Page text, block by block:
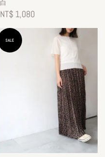
白
Regular
price
NT$ 1,080
SALE